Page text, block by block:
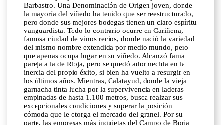
Barbastro. Una Denominación de Origen joven, donde
la mayoría del viñedo ha tenido que ser reestructurado,
pero donde sus mejores bodegas tienen un claro espíritu
vanguardista. Todo lo contrario ocurre en Cariñena,
famosa ciudad de vinos recios, donde nació la variedad
del mismo nombre extendida por medio mundo, pero
que apenas ocupa lugar en su viñedo. Alcanzó fama
pareja a la de Rioja, pero se quedó adormecida en la
inercia del propio éxito, si bien ha vuelto a resurgir en
los últimos años. Mientras, Calatayud, donde la vieja
garnacha tinta lucha por la supervivencia en laderas
empinadas de hasta 1.100 metros, busca realzar sus
excepcionales condiciones y superar la posición
cómoda que le otorga el mercado del granel. Por su
parte, las empresas más inquietas del Campo de Borja